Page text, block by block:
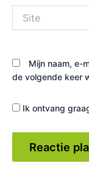
Mijn naam, e-
de volgende keer
Ik ontvang